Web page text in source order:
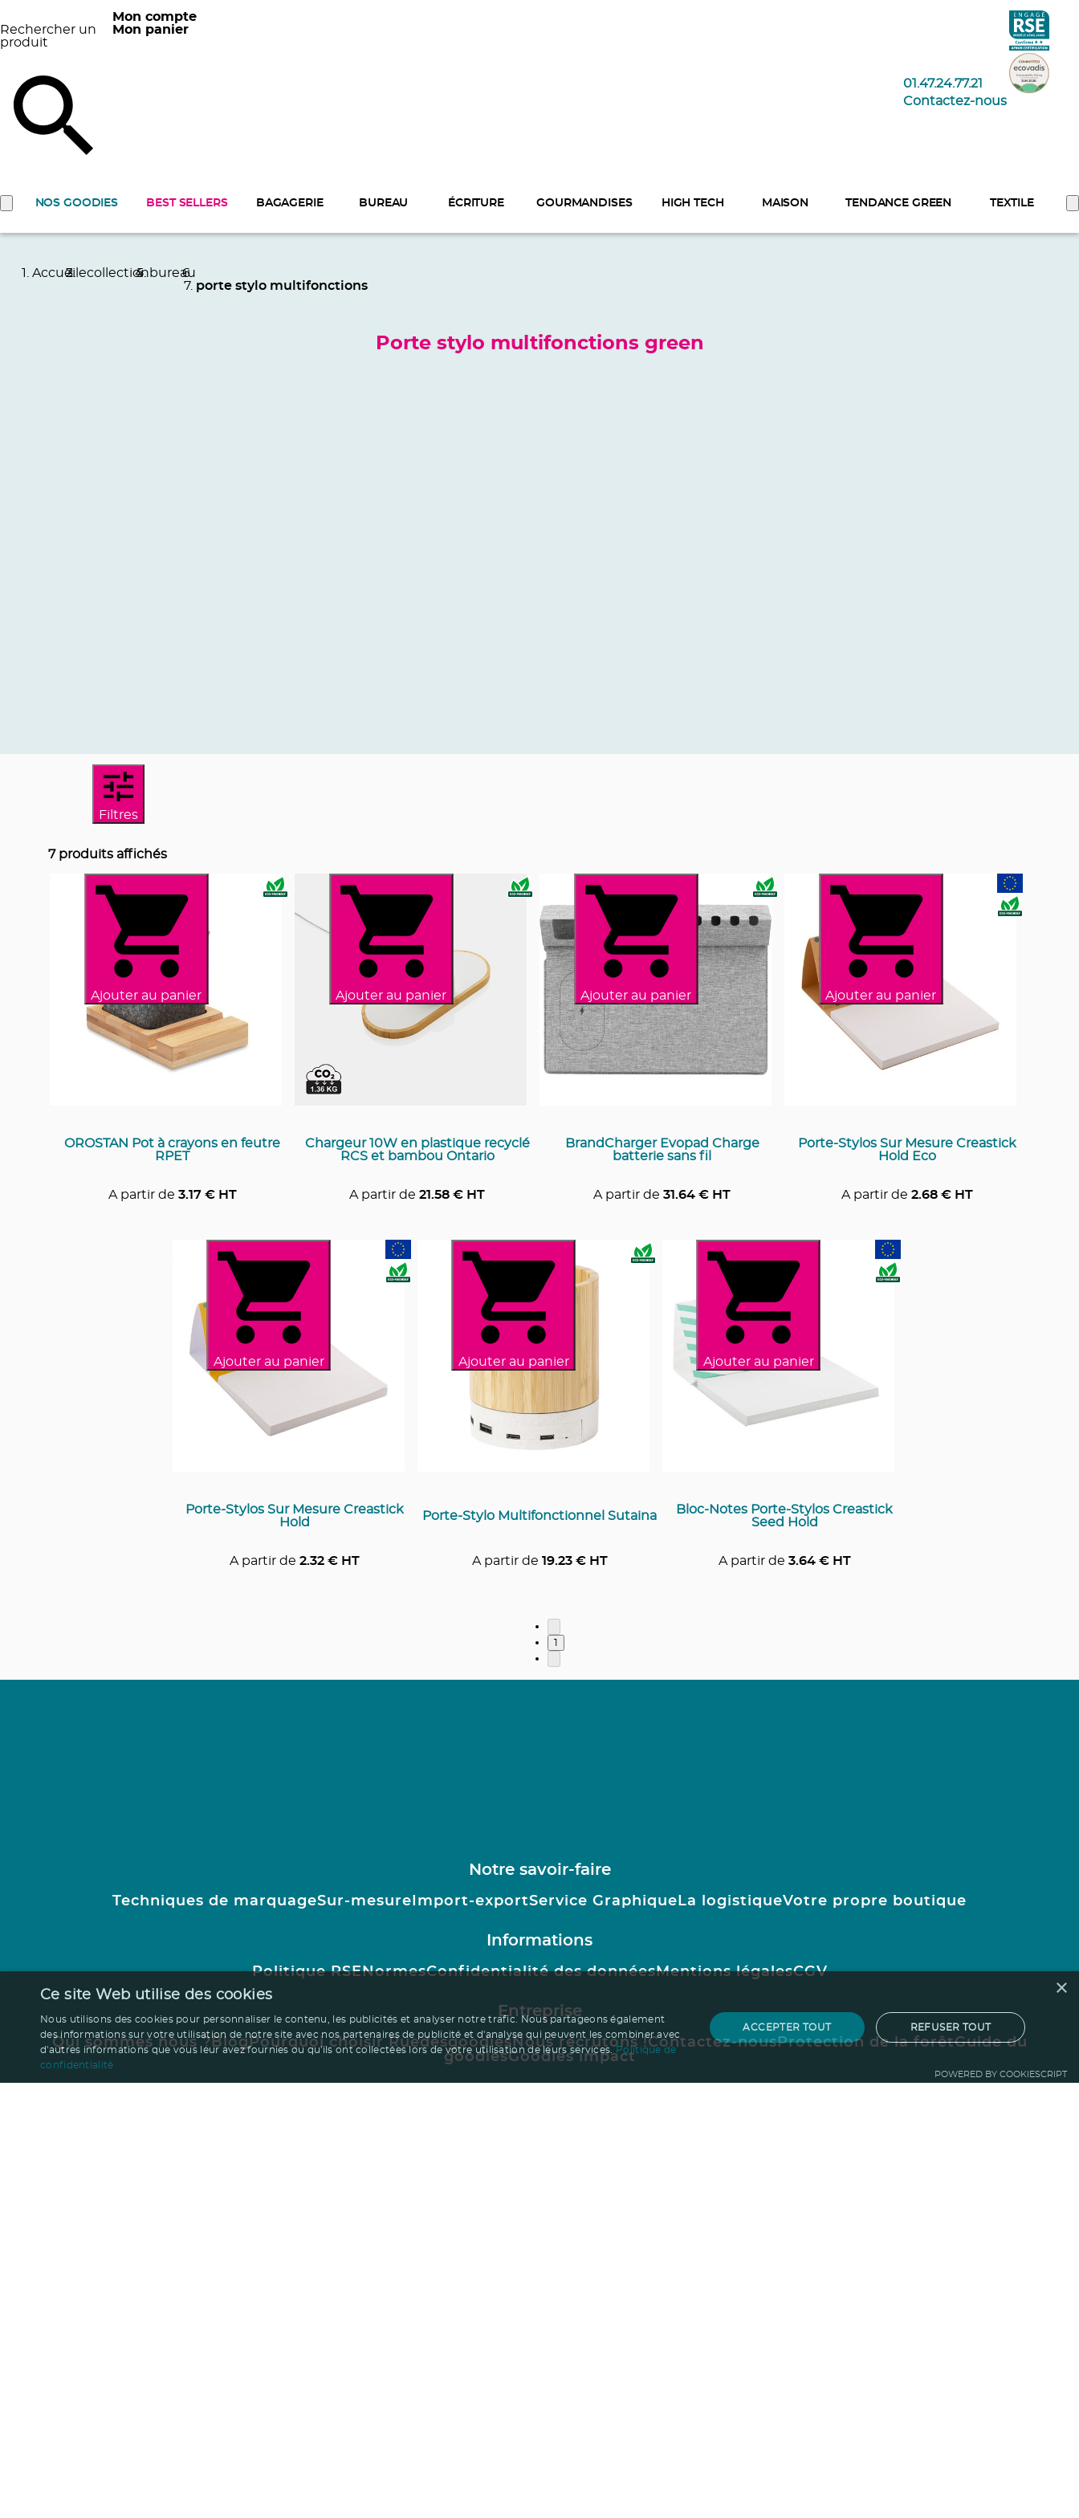
Rechercher un
produit
Mon compte
Mon panier
01.47.24.77.21
Contactez-nous
NOS GOODIES BEST SELLERS BAGAGERIE BUREAU ÉCRITURE GOURMANDISES HIGH TECH MAISON TENDANCE GREEN TEXTILE
Accueil ecollectionbureau
porte stylo multifonctions
Porte stylo multifonctions green
Filtres
7produits affichés
Ajouter au panier
OROSTAN Pot à crayons en feutre
RPET
A partir de 3.17€ HT
Ajouter au panier
Chargeur 10W en plastique recyclé
RCS et bambou Ontario
A partir de 21.58 € HT
Ajouter au panier
BrandCharger Evopad Charge
batterie sans fil
A partir de 31.64 € HT
Ajouter au panier
Porte-Stylos Sur Mesure Creastick
Hold Eco
A partir de 2.68€ HT
Ajouter au panier
Porte-Stylos Sur Mesure Creastick
Hold
A partir de 2.32 € HT
Ajouter au panier
Porte-Stylo Multifonctionnel Sutaina
A partir de 19.23€ HT
Ajouter au panier
Bloc-Notes Porte-Stylos Creastick
Seed Hold
A partir de 3.64€ HT
1
Notre savoir-faire
Techniques de marquageSur-mesure Import-exportService Graphique La logistiqueVotre propre boutique
Informations
Politique RSENormesConfidentialité des donnéesMentions légalesCGV
Entreprise
Qui sommes nous ?BlogPourquoi choisir RuedesgoodiesNous recrutons !Contactez-nousProtection de la forêtGuide du
goodiesGoodies impact
×
Ce site Web utilise des cookies
Nous utilisons des cookies pour personnaliser le contenu, les publicités et analyser notre trafic. Nous partageons également
des informations sur votre utilisation de notre site avec nos partenaires de publicité et d'analyse qui peuvent les combiner avec
d'autres informations que vous leur avez fournies ou qu'ils ont collectées lors de votre utilisation de leurs services.Politique de
confidentialité
ACCEPTER TOUT REFUSER TOUT
POWERED BY COOKIESCRIPT